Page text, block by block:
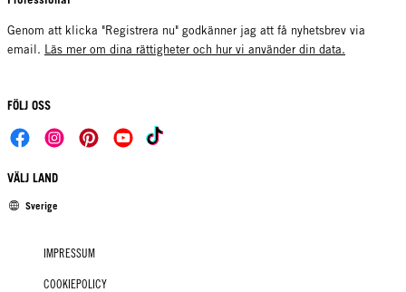
Genom att klicka "Registrera nu" godkänner jag att få nyhetsbrev via
email. Läs mer om dina rättigheter och hur vi använder din data.
FÖLJ OSS
VÄLJ LAND
Sverige
IMPRESSUM
COOKIEPOLICY